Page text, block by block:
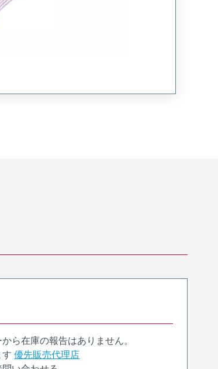
ら在庫の報告はありません。
優先販売代理店